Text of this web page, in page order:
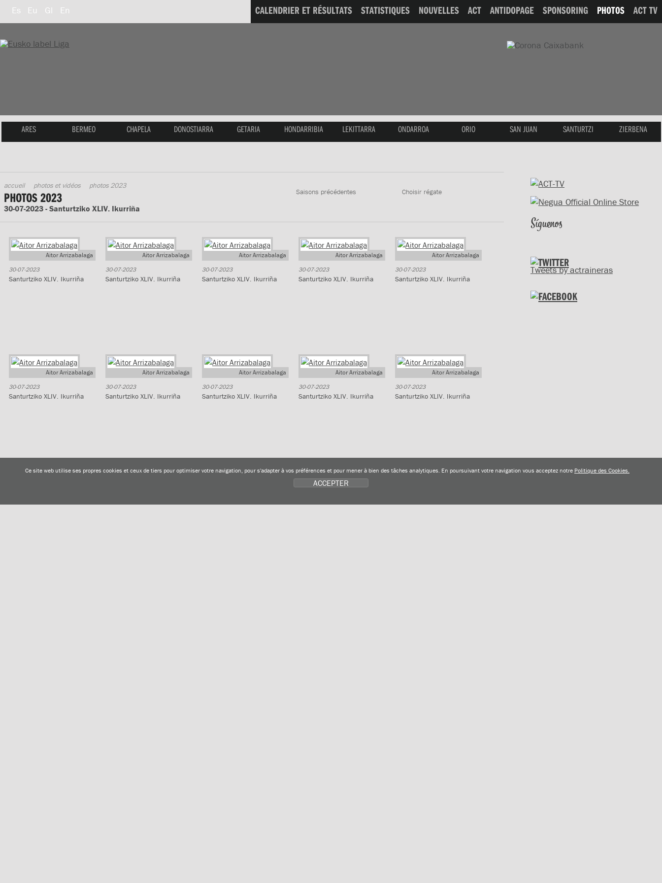
Es Eu Gl En CALENDRIER ET RÉSULTATS STATISTIQUES NOUVELLES ACT ANTIDOPAGE SPONSORING PHOTOS ACT TV
ARES BERMEO CHAPELA DONOSTIARRA GETARIA HONDARRIBIA LEKITTARRA ONDARROA ORIO SAN JUAN SANTURTZI ZIERBENA
accueil photos et vidéos photos 2023
PHOTOS 2023
30-07-2023 - Santurtziko XLIV. Ikurriña
Choisir régate
Saisons précédentes
Aitor Arrizabalaga
30-07-2023
Santurtziko XLIV. Ikurriña
Aitor Arrizabalaga
30-07-2023
Santurtziko XLIV. Ikurriña
Aitor Arrizabalaga
30-07-2023
Santurtziko XLIV. Ikurriña
Aitor Arrizabalaga
30-07-2023
Santurtziko XLIV. Ikurriña
Aitor Arrizabalaga
30-07-2023
Santurtziko XLIV. Ikurriña
Aitor Arrizabalaga
30-07-2023
Santurtziko XLIV. Ikurriña
Aitor Arrizabalaga
30-07-2023
Santurtziko XLIV. Ikurriña
Aitor Arrizabalaga
30-07-2023
Santurtziko XLIV. Ikurriña
Aitor Arrizabalaga
30-07-2023
Santurtziko XLIV. Ikurriña
Aitor Arrizabalaga
30-07-2023
Santurtziko XLIV. Ikurriña
30-07-2023 30-07-2023
Síguenos
Tweets by actraineras
Ce site web utilise ses propres cookies et ceux de tiers pour optimiser votre navigation, pour s'adapter à vos préférences et pour mener à bien des tâches analytiques. En poursuivant votre navigation vous acceptez notre Politique des Cookies.
ACCEPTER